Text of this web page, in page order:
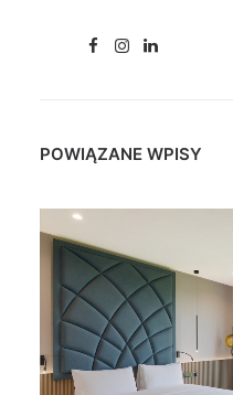
POWIĄZANE WPISY